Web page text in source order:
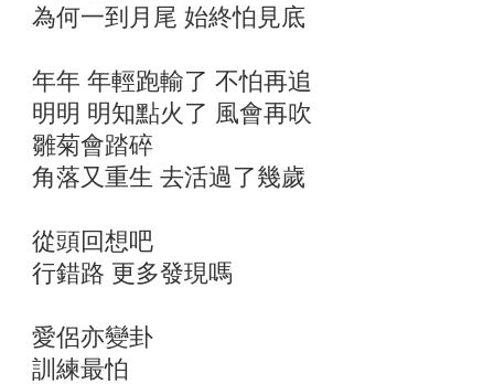
為何一到月尾 始終怕見底
年年 年輕跑輸了 不怕再追
明明 明知點火了 風會再吹
雛菊會踏碎
角落又重生 去活過了幾歲
從頭回想吧
行錯路 更多發現嗎
愛侶亦變卦
訓練最怕